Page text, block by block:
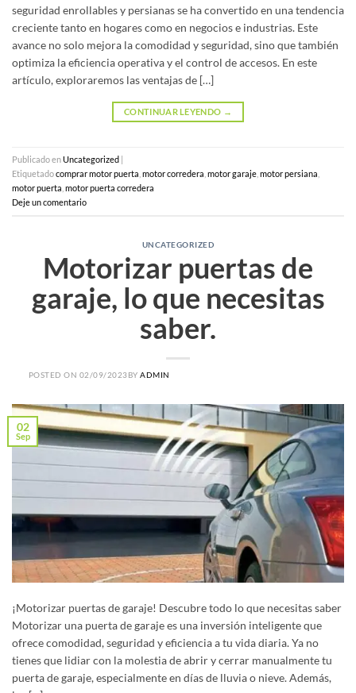
seguridad enrollables y persianas se ha convertido en una tendencia
creciente tanto en hogares como en negocios e industrias. Este
avance no solo mejora la comodidad y seguridad, sino que también
optimiza la eficiencia operativa y el control de accesos. En este
artículo, exploraremos las ventajas de […]
CONTINUAR LEYENDO →
Publicado enUncategorized |
Etiquetadocomprar motor puerta motor corredera motor garaje motor persiana
motor puerta motor puerta corredera
Deje un comentario
UNCATEGORIZED
Motorizar puertas de
garaje, lo que necesitas
saber.
POSTED ON 02/09/2023 BYADMIN
02
Sep
¡Motorizar puertas de garaje! Descubre todo lo que necesitas saber
Motorizar una puerta de garaje es una inversión inteligente que
ofrece comodidad, seguridad y eficiencia a tu vida diaria. Ya no
tienes que lidiar con la molestia de abrir y cerrar manualmente tu
puerta de garaje, especialmente en días de lluvia o nieve. Además,